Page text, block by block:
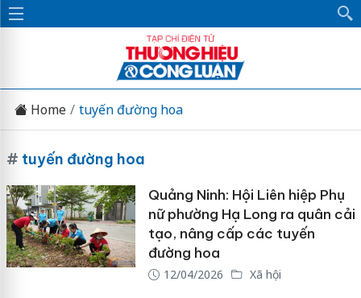
Home tuyến đường hoa
# tuyến đường hoa
Quảng Ninh: Hội Liên hiệp Phụ
nữ phường Hạ Long ra quân cải
tạo, nâng cấp các tuyến
đường hoa
12/04/2026 Xã hội